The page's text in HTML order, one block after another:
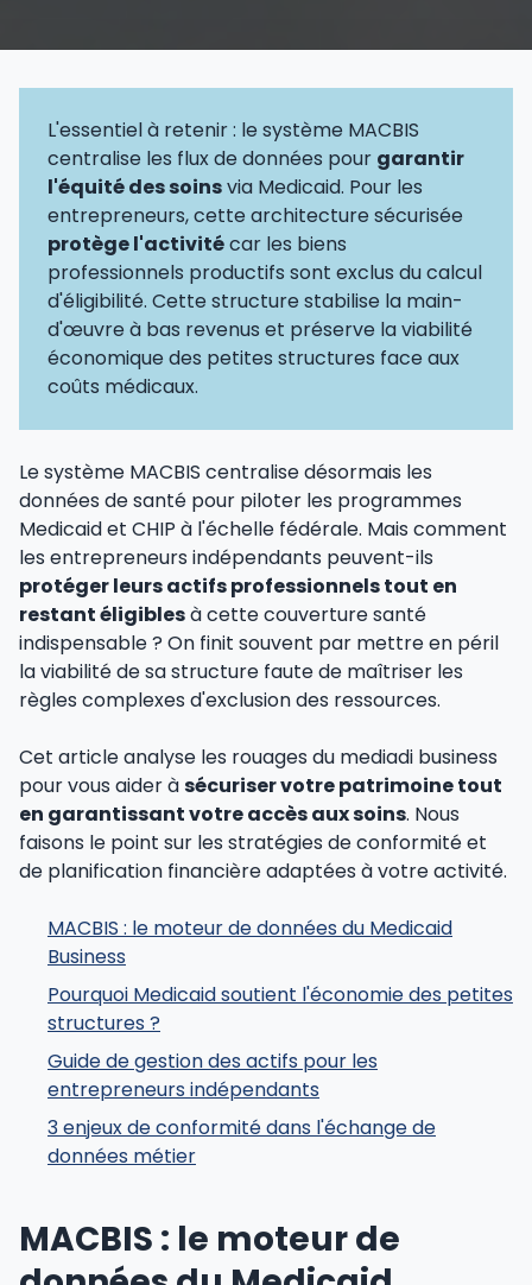
L'essentiel à retenir : le système MACBIS
centralise les flux de données pour garantir
l'équité des soinsvia Medicaid. Pour les
entrepreneurs, cette architecture sécurisée
protège l'activitécar les biens
professionnels productifs sont exclus du calcul
d'éligibilité. Cette structure stabilise la main-
d'œuvre à bas revenus et préserve la viabilité
économique des petites structures face aux
coûts médicaux.
Le système MACBIS centralise désormais les
données de santé pour piloter les programmes
Medicaid et CHIP à l'échelle fédérale. Mais comment
les entrepreneurs indépendants peuvent-ils
protéger leurs actifs professionnels tout en
restant éligiblesà cette couverture santé
indispensable ? On finit souvent par mettre en péril
la viabilité de sa structure faute de maîtriser les
règles complexes d'exclusion des ressources.
Cet article analyse les rouages du mediadi business
pour vous aider àsécuriser votre patrimoine tout
en garantissant votre accès aux soins. Nous
faisons le point sur les stratégies de conformité et
de planification financière adaptées à votre activité.
MACBIS : le moteur de données du Medicaid
Business
Pourquoi Medicaid soutient l'économie des petites
structures ?
Guide de gestion des actifs pour les
entrepreneurs indépendants
3 enjeux de conformité dans l'échange de
données métier
MACBIS : le moteur de